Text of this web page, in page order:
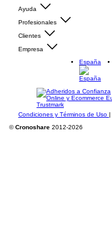
Ayuda
Profesionales
Clientes
Empresa
España
Condiciones y Términos de Uso |
©Cronoshare 2012-2026